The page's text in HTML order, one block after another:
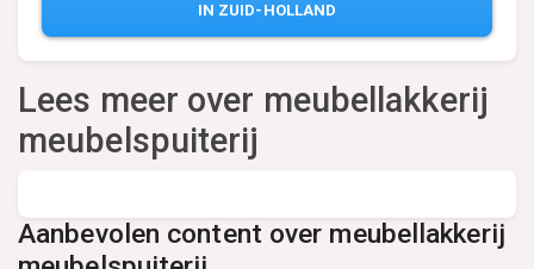
IN ZUID-HOLLAND
Lees meer over meubellakkerij
meubelspuiterij
Aanbevolen content over meubellakkerij